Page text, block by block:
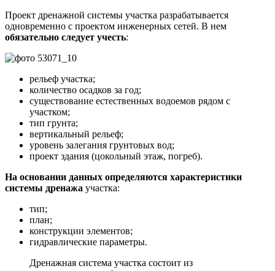
Проект дренажной системы участка разрабатывается
одновременно с проектом инженерных сетей. В нем
обязательно следует учесть:
рельеф участка;
количество осадков за год;
существование естественных водоемов рядом с
участком;
тип грунта;
вертикальный рельеф;
уровень залегания грунтовых вод;
проект здания (цокольный этаж, погреб).
На основании данных определяются характеристики
системы дренажа участка:
тип;
план;
конструкции элементов;
гидравлические параметры.
Дренажная система участка состоит из